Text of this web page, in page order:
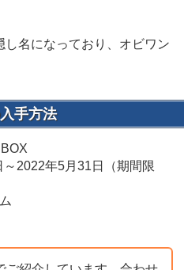
名になっており、オビワン
手方法
2022年5月31日（期間限